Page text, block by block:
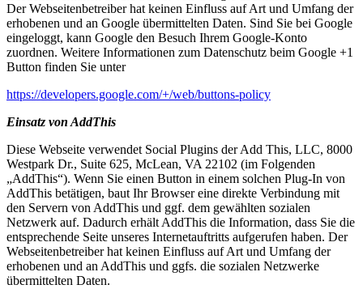
Der Webseitenbetreiber hat keinen Einfluss auf Art und Umfang der
erhobenen und an Google übermittelten Daten. Sind Sie bei Google
eingeloggt, kann Google den Besuch Ihrem Google-Konto
zuordnen. Weitere Informationen zum Datenschutz beim Google +1
Button finden Sie unter
https://developers.google.com/+/web/buttons-policy
Einsatz von AddThis
Diese Webseite verwendet Social Plugins der Add This, LLC, 8000
Westpark Dr., Suite 625, McLean, VA 22102 (im Folgenden
„AddThis“). Wenn Sie einen Button in einem solchen Plug-In von
AddThis betätigen, baut Ihr Browser eine direkte Verbindung mit
den Servern von AddThis und ggf. dem gewählten sozialen
Netzwerk auf. Dadurch erhält AddThis die Information, dass Sie die
entsprechende Seite unseres Internetauftritts aufgerufen haben. Der
Webseitenbetreiber hat keinen Einfluss auf Art und Umfang der
erhobenen und an AddThis und ggfs. die sozialen Netzwerke
übermittelten Daten.